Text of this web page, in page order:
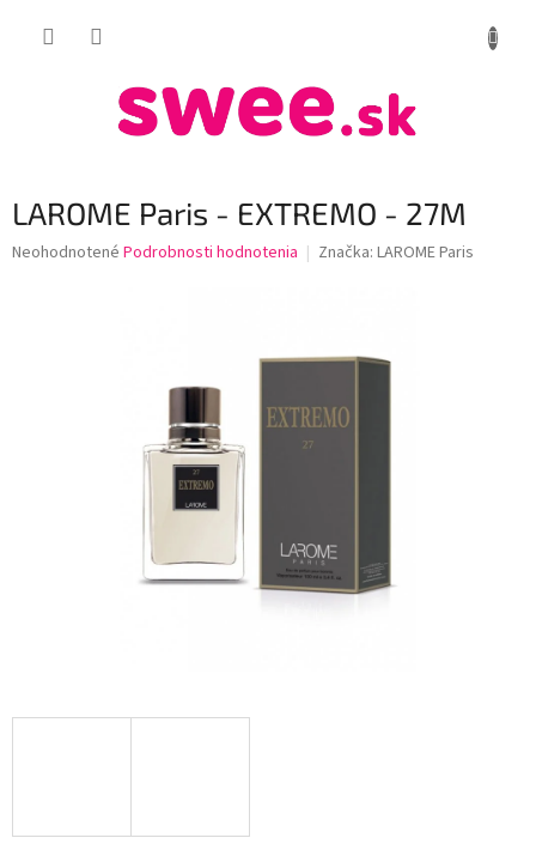
LAROME Paris - EXTREMO - 27M
Priemerné
Neohodnotené Podrobnosti hodnotenia Značka: LAROME Paris